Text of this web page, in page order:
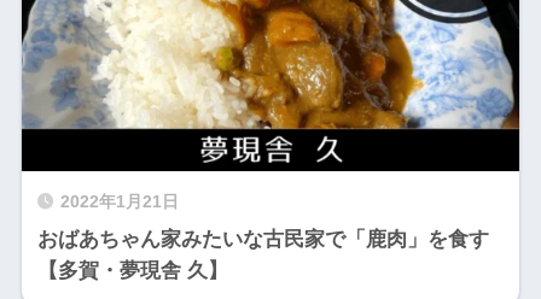
2022年1月21日
おばあちゃん家みたいな古民家で「鹿肉」を食す
【多賀・夢現舎 久】